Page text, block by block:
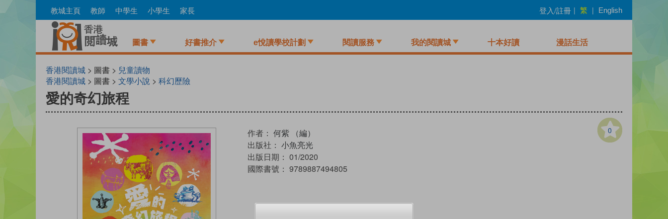
to
教城主頁 教師 中學生 小學生 家長 登入/註冊 | 繁 | English
圖書 好書推介 e悅讀學校計劃 閱讀服務 我的閱讀城 十本好讀 漫話生活
香港閱讀城 > 圖書 > 兒童讀物
香港閱讀城 > 圖書 > 文學小說 > 科幻歷險
愛的奇幻旅程
0
作者： 何紫 （編）
出版社： 小魚亮光
出版日期： 01/2020
國際書號： 9789887494805